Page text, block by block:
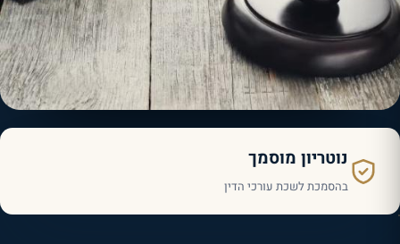
נוטריון מוסמך
בהסמכת לשכת עורכי הדין